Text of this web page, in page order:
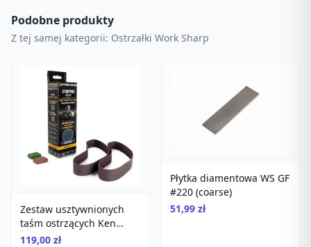
Podobne produkty
Z tej samej kategorii: Ostrzałki Work Sharp
Zestaw usztywnionych
taśm ostrzących Ken
Onion
119,00 zł
Płytka diamentowa WS GF
#220 (coarse)
51,99 zł